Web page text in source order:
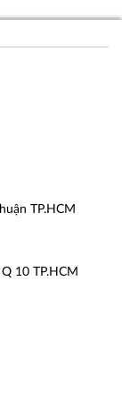
TP.HCM
10 TP.HCM